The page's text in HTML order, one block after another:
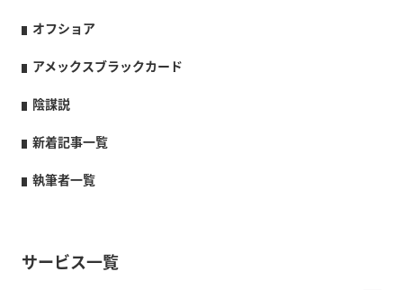
オフショア
アメックスブラックカード
陰謀説
新着記事一覧
執筆者一覧
サービス一覧